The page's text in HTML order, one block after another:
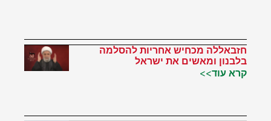
חזבאללה מכחיש אחריות להסלמה
בלבנון ומאשים את ישראל
קרא עוד>>